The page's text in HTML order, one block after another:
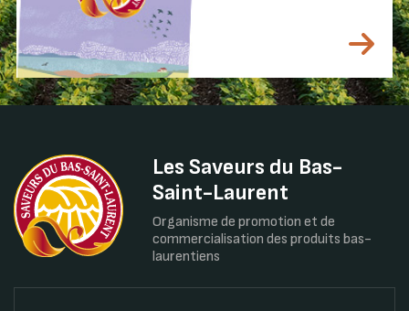
Les Saveurs du Bas-
Saint-Laurent
Organisme de promotion et de
commercialisation des produits bas-
laurentiens